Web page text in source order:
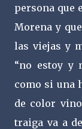
persona que
Morena y
las viejas y
“no estoy y
como si una
de color
traiga va a